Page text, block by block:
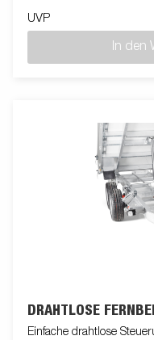
UVP
In den
DRAHTLOSE
Einfache drahtlose